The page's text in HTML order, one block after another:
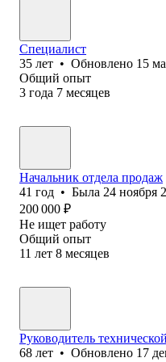
Специалист
35 лет • Обновлено 15
Общий опыт
3 года 7 месяцев
Начальник отдела продаж
41 год • Была 24 ноября
200 000 ₽
Не ищет работу
Общий опыт
11 лет 8 месяцев
Руководитель
68 лет • Обновлено 17